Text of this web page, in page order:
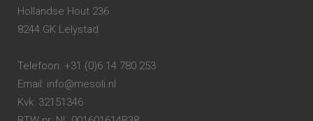
Hollandse Hout 236
8244 GK Lelystad
Telefoon: +31 (0)6 14 780 253
Email: info@mesoli.nl
Kvk: 32151346